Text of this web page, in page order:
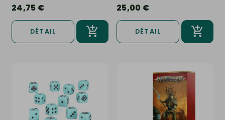
24,75 €
DÉTAIL
25,00 €
DÉTAIL